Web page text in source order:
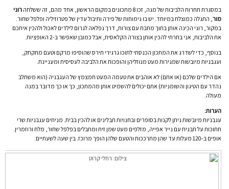
במסגרת תחרות הלביבות של מגה, זכו 8 מתכונים במקום הראשון, אחד מהם, זה ששלחה
רוני
מור, התגלה כמוצלח במיוחד. יש בו נימוחות של פירה ותיבול עדין של פטרוזיליה ופלפל שחור.
במקור, רוני הכינה אותן בתוך מחבת עם צורות, דרך נפלאה לגרום לילדים לאכול ולהכין איתכם
את הלביבות, אני בחרתי להכין אותן בצורה הקלאסית, אבל כמובן שאפשר ב-2 האופציות.
בנוסף, כדי לשדרג את המתכון הכנסתי לתוכו גרגירי תירס שהוסיפו מרקם וטעם מתקתק,
ועגבניות מיובשות שמגירות מעט מנוזליהן והופכות את הלביבה לעסיסית ומעניינת.
אם הילדים שלכם (או אתם) לא אוהבים את טעמה המעט חמצמץ של העגבניה (הוא משתלב
נהדר עם הטיגון והשומניות) אתם יכולים להשמיט אותן מהמתכון, כך או כך מדובר במנה
מעולה.
הערות:
עגבניות מיובשות ניתן לקנות בסופרים ובחנויות תבלינים או להכין בבית. מניחים עגבניות שרי
חתוכות על תבנית עם נייר אפייה, מזלפים מעט שמן זית ומתבלים בפלפל שחור, מלח ורוזמרין.
אופים ב-120 מעלות עד שהן מתרככות והטעם שלהן הופך מרוכז. בין שעה לשעתיים.